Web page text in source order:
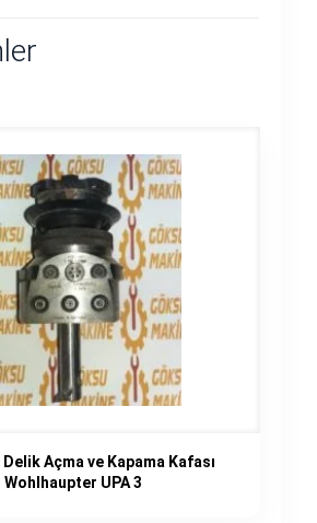
Açma ve Kapama Kafası
Wohlhaupter UPA 3